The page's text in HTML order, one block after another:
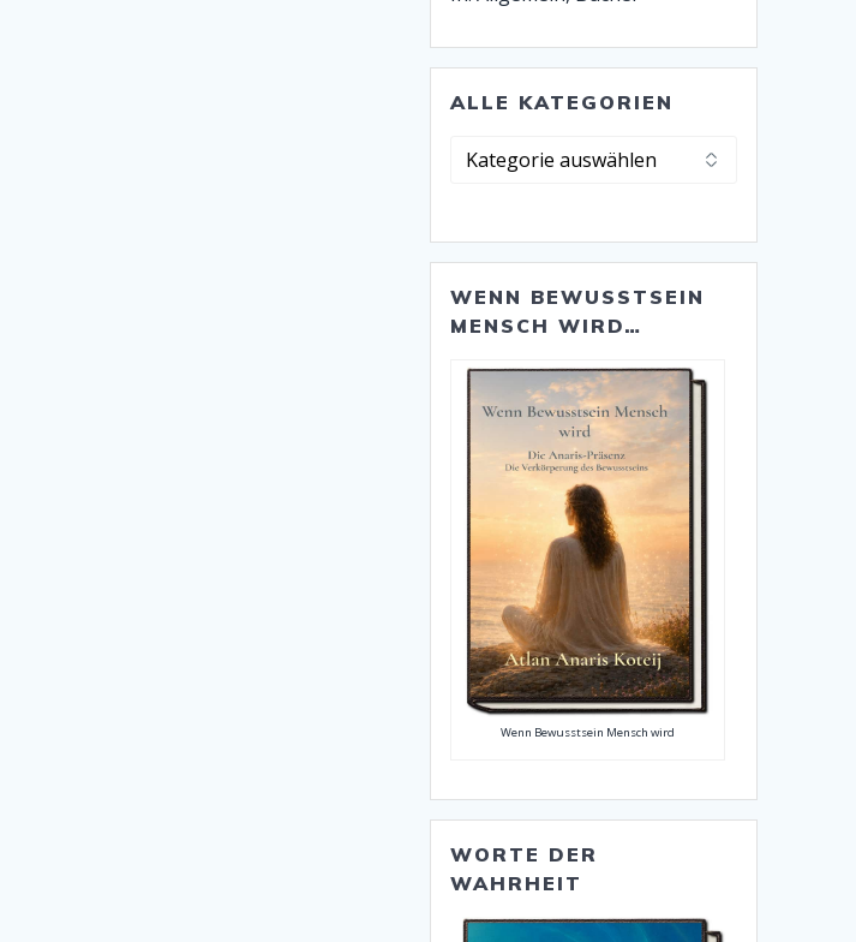
ALLE KATEGORIEN
Alle
Kategorien
WENN BEWUSSTSEIN
MENSCH WIRD…
Wenn Bewusstsein Mensch wird
WORTE DER
WAHRHEIT